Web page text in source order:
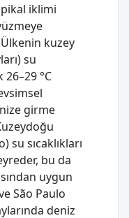
iklimi
kuzey
su
26–29 °C
girme
su sıcaklıkları
bu da
uygun
São Paulo
deniz